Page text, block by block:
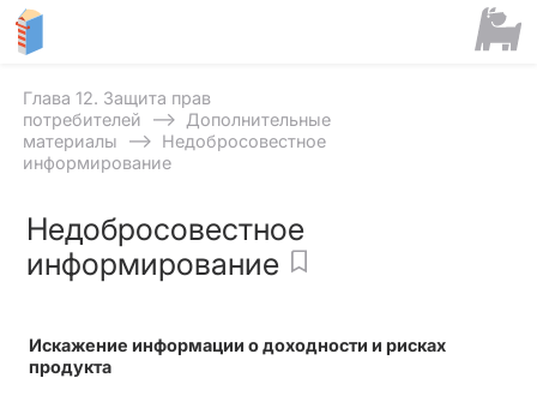
Глава 12. Защита прав
потребителей
⟶ Дополнительные
материалы
⟶ Недобросовестное
информирование
Недобросовестное
информирование
Искажение информации о доходности и рисках
продукта